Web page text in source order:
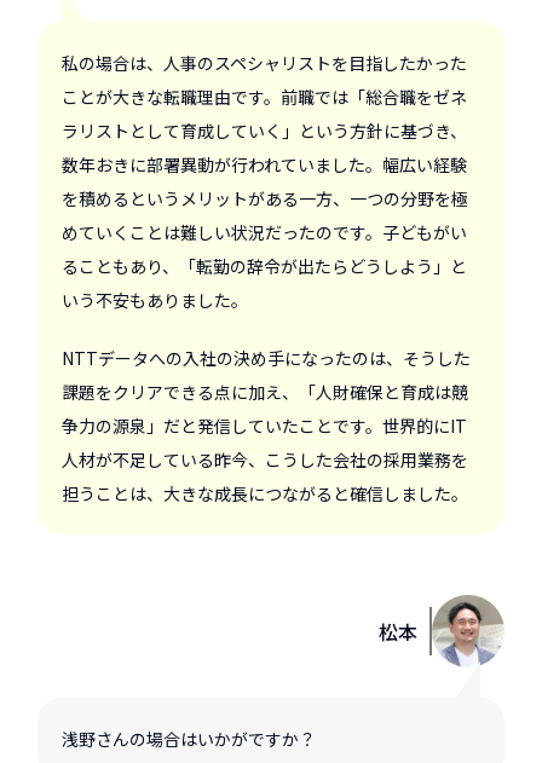
私の場合は、人事のスペシャリストを目指したかった
ことが大きな転職理由です。前職では「総合職をゼネ
ラリストとして育成していく」という方針に基づき、
数年おきに部署異動が行われていました。幅広い経験
を積めるというメリットがある一方、一つの分野を極
めていくことは難しい状況だったのです。子どもがい
ることもあり、「転勤の辞令が出たらどうしよう」と
いう不安もありました。
NTTデータへの入社の決め手になったのは、そうした
課題をクリアできる点に加え、「人財確保と育成は競
争力の源泉」だと発信していたことです。世界的にIT
人材が不足している昨今、こうした会社の採用業務を
担うことは、大きな成長につながると確信しました。
松本
浅野さんの場合はいかがですか？